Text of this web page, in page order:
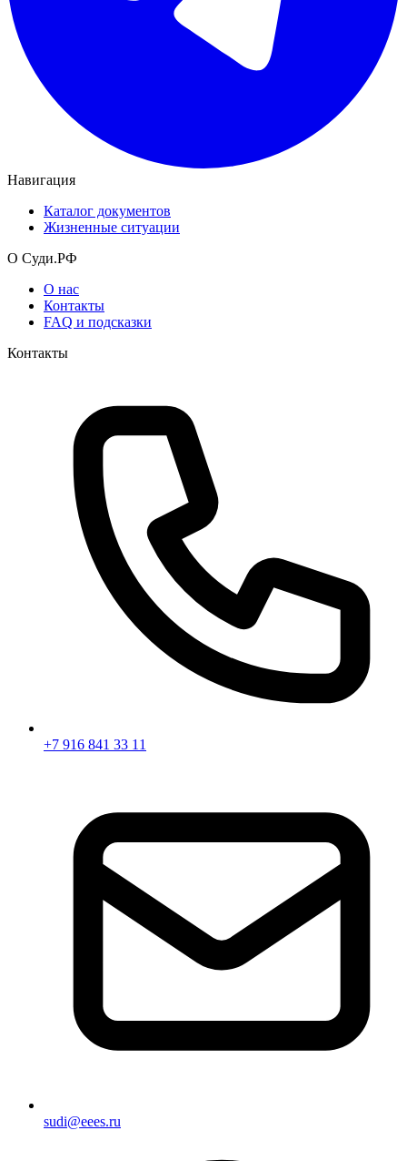
Навигация
Каталог документов
Жизненные ситуации
О Суди.РФ
О нас
Контакты
FAQ и подсказки
Контакты
+7 916 841 33 11
sudi@eees.ru